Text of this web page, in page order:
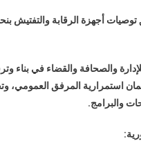
توصيات أجهزة الرقابة
والصحافة والقضاء في
استمرارية المرفق العمومي،
والبرامج.